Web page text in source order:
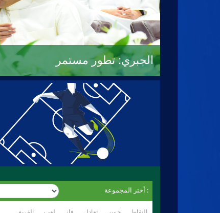
الغانم: بطولة عريقة
أختر المجموعة :